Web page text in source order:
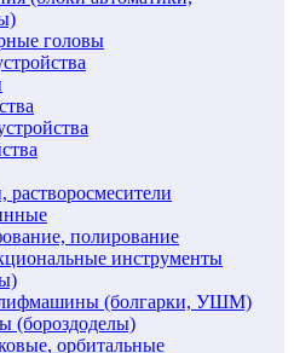
головы
растворосмесители
полирование
инструменты
(болгарки, УШМ)
(бороздоделы)
орбитальные